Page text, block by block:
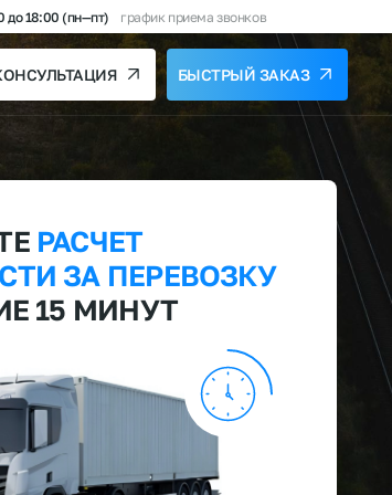
до 18:00 (пн—пт) график приема звонков
БЫСТРЫЙ ЗАКАЗ
РАСЧЕТ
ЗА ПЕРЕВОЗКУ
15 МИНУТ